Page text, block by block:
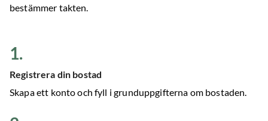
bestämmer takten.
1.
Registrera din bostad
Skapa ett konto och fyll i grunduppgifterna om bostaden.